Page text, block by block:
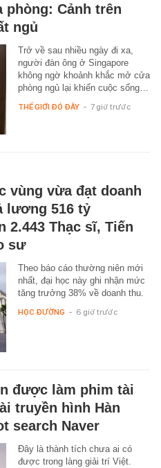
Cảnh trên
ngủ
Trở về sau nhiều ngày đi xa,
người đàn ông ở Singapore
không ngờ khoảnh khắc mở cửa
phòng ngủ lại khiến cuộc sống…
THẾ GIỚI ĐÓ ĐÂY - 7 giờ trước
vùng vừa đạt doanh
lương 516 tỷ
2.443 Thạc sĩ, Tiến
sư
Theo báo cáo thường niên mới
nhất, đại học này ghi nhận mức
tăng trưởng 38% về doanh thu.
HỌC ĐƯỜNG - 6 giờ trước
được làm phim tài
truyền hình Hàn
search Naver
Đây là thành tích chưa ai có
được trong làng giải trí Việt.